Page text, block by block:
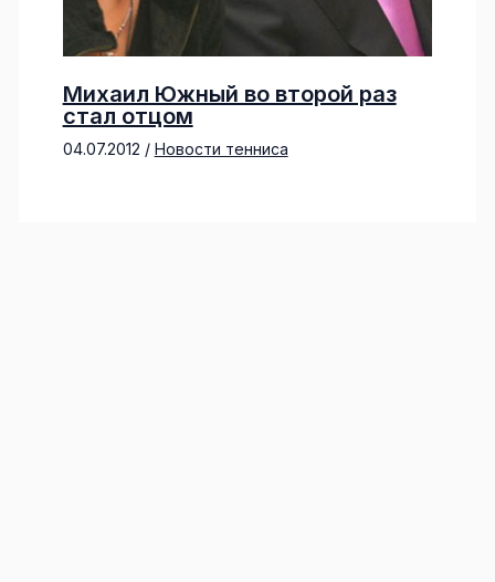
Михаил Южный во второй раз
стал отцом
04.07.2012 / Новости тенниса